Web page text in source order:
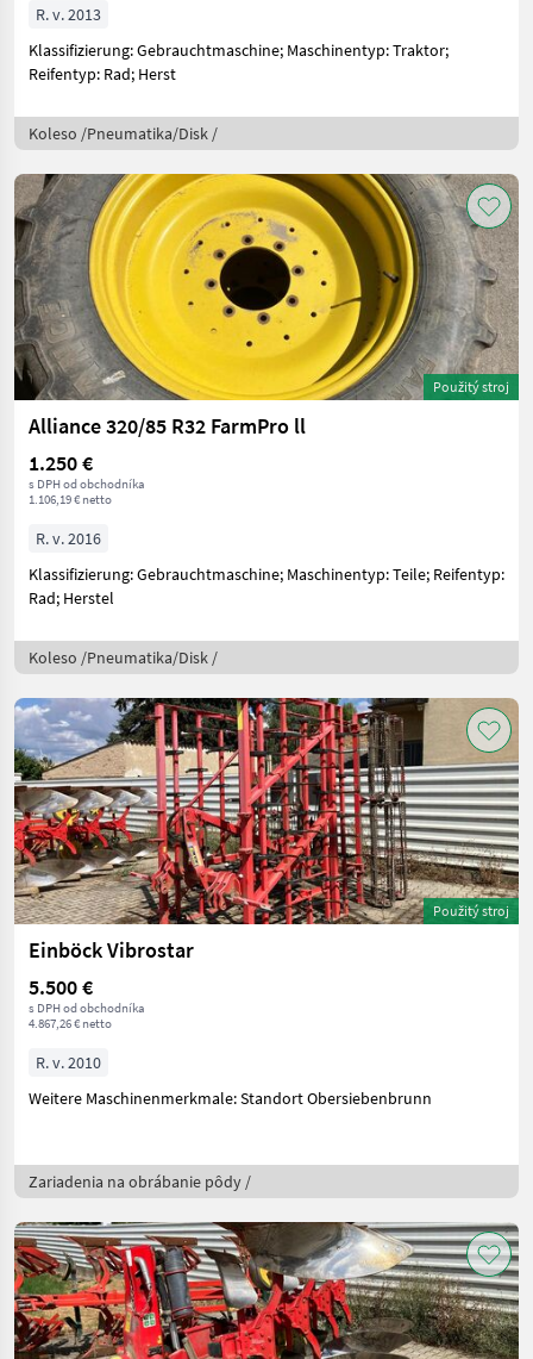
R. v. 2013
Klassifizierung: Gebrauchtmaschine; Maschinentyp: Traktor;
Reifentyp: Rad; Herst
Koleso /Pneumatika/Disk /
Použitý stroj
Alliance 320/85 R32 FarmPro ll
1.250 €
s DPH od obchodníka
1.106,19 € netto
R. v. 2016
Klassifizierung: Gebrauchtmaschine; Maschinentyp: Teile; Reifentyp:
Rad; Herstel
Koleso /Pneumatika/Disk /
Použitý stroj
Einböck Vibrostar
5.500 €
s DPH od obchodníka
4.867,26 € netto
R. v. 2010
Weitere Maschinenmerkmale: Standort Obersiebenbrunn
Zariadenia na obrábanie pôdy /